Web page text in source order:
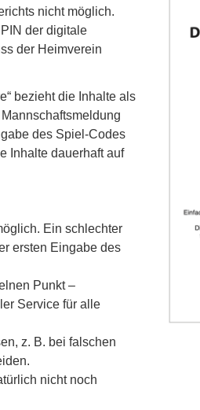
nicht möglich.
der digitale
der Heimverein
bezieht die Inhalte als
des Spiel-Codes
Inhalte dauerhaft auf
Ein schlechter
ersten Eingabe des
Punkt –
Service für alle
z. B. bei falschen
nicht noch